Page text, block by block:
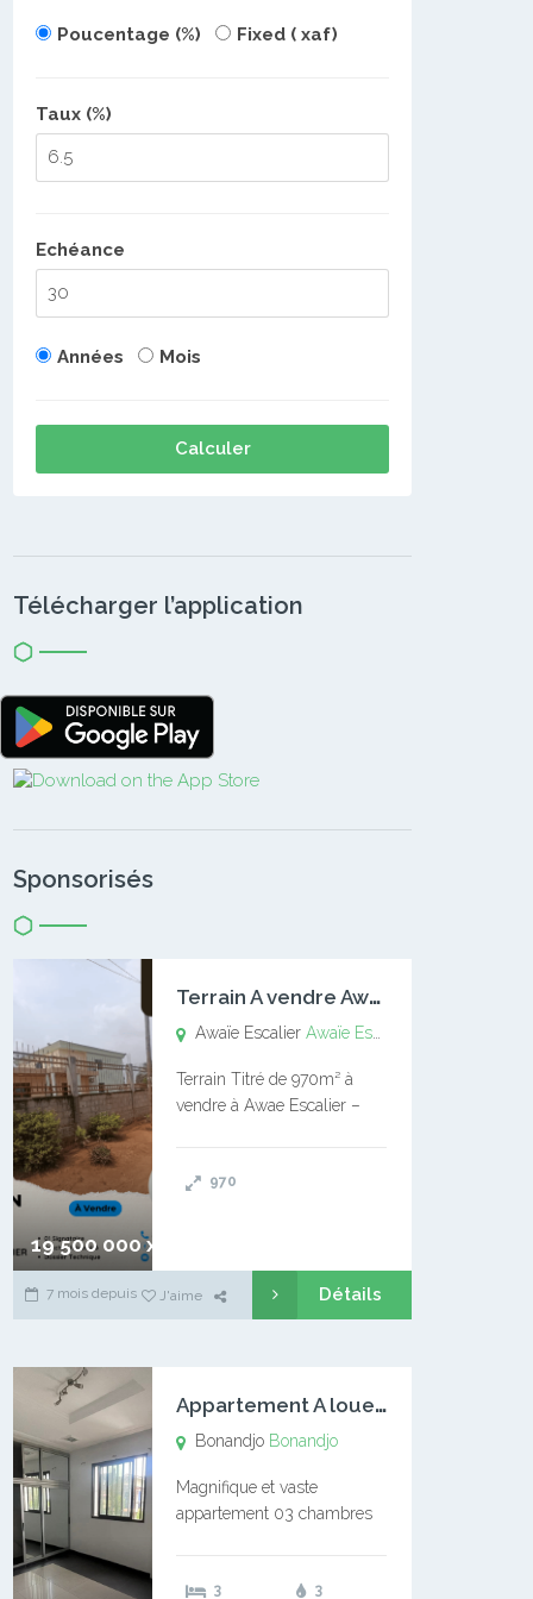
Poucentage (%) Fixed ( xaf)
Taux (%)
Echéance
Années Mois
Calculer
Télécharger l’application
Sponsorisés
19 500 000 xaf
T
errain A vendre Awaïe Escalier
Awaïe EscalierAwaïe Escalier
Terrain Titré de 970m² à
vendre à Awae Escalier –
l’Université Catholique –
970
7 mois depuis J'aime Détails
A
ppartement A louer Bonandjo
Bonandjo Bonandjo
Magnifique et vaste
appartement 03 chambres
douches 01 vaste salon 01
3
3